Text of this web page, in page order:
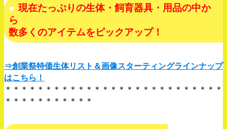
現在たっぷりの生体・飼育器具・用品の中か
ら
数多くのアイテムをピックアップ！
⇒創業祭特価生体リスト＆画像スターティングラインナップ
はこちら！
＊＊＊＊＊＊＊＊＊＊＊＊＊＊＊＊＊＊＊＊＊＊＊＊＊＊＊
＊＊＊＊＊＊＊＊＊＊＊